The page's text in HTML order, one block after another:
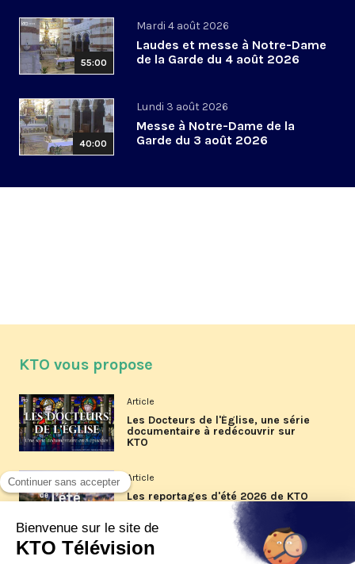
55:00
Mardi 4 août 2026
Laudes et messe à Notre-Dame
de la Garde du 4 août 2026
40:00
Lundi 3 août 2026
Messe à Notre-Dame de la
Garde du 3 août 2026
KTO vous propose
Article
Les Docteurs de l'Église, une série
documentaire à redécouvrir sur
KTO
Article
Les reportages d'été 2026 de KTO
Article